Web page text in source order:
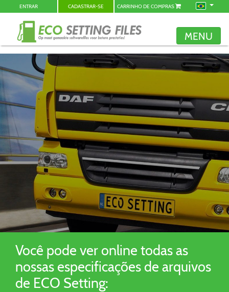
ENTRAR CADASTRAR-SE CARRINHO DE COMPRAS
MENU
Você pode ver online todas as
nossas especificações de arquivos
de ECO Setting: